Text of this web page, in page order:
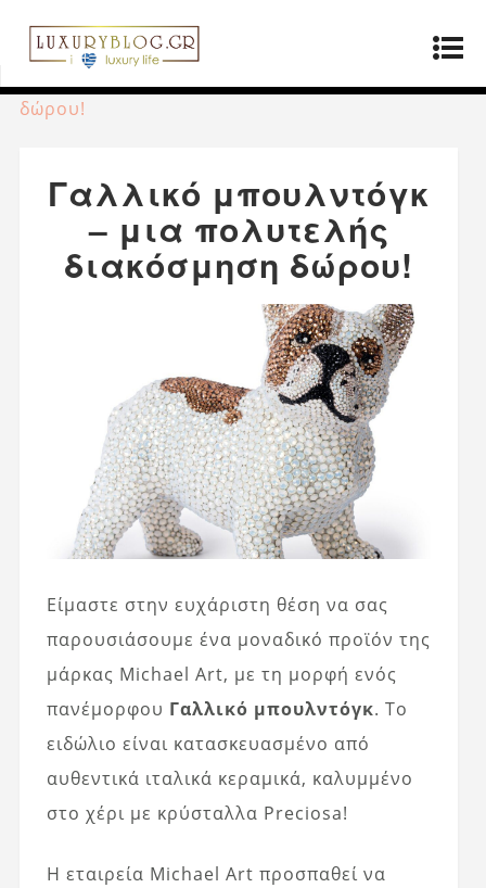
Αρχική σελίδα»Προϊόντα
μπουλντόγκ – μια πολυτελής διακόσμηση
δώρου!
Γαλλικό μπουλντόγκ
– μια πολυτελής
διακόσμηση δώρου!
Είμαστε στην ευχάριστη θέση να σας
παρουσιάσουμε ένα μοναδικό προϊόν της
μάρκας Michael Art, με τη μορφή ενός
πανέμορφου Γαλλικό μπουλντόγκ. Το
ειδώλιο είναι κατασκευασμένο από
αυθεντικά ιταλικά κεραμικά, καλυμμένο
στο χέρι με κρύσταλλα Preciosa!
Η εταιρεία Michael Art προσπαθεί να